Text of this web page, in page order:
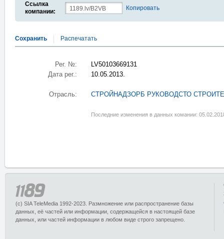
Ссылка
компании:
Копировать
Сохранить Распечатать
Рег. №:
LV50103669131
Дата рег.:
10.05.2013.
Отрасль: СТРОЙНАДЗОРБ РУКОВОДСТО
Последние изменения в данных комании:
(c) SIA TeleMedia 1992-2023. Размножение или распространение базы
данных, её частей или информации, содержащейся в настоящей базе
данных, или частей информации в любом виде строго запрещено.